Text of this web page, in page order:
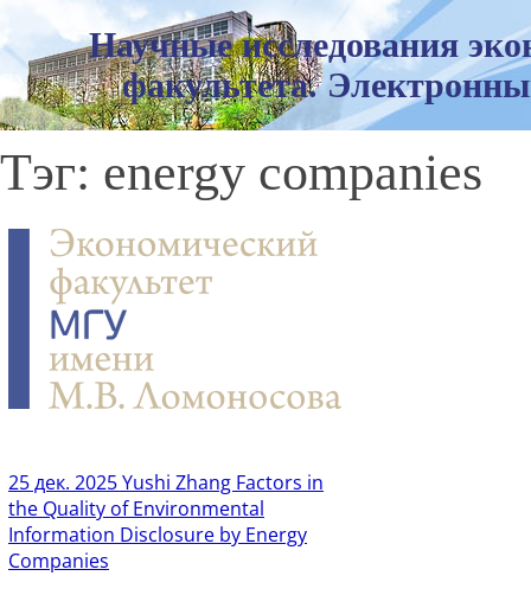
Научные исследования
факультета.
Тэг: energy companies
25 дек. 2025Yushi Zhang Factors in
the Quality of Environmental
Information Disclosure by Energy
Companies